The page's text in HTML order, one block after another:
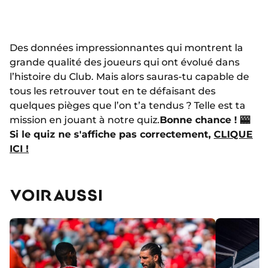
Des données impressionnantes qui montrent la
grande qualité des joueurs qui ont évolué dans
l’histoire du Club. Mais alors sauras-tu capable de
tous les retrouver tout en te défaisant des
quelques pièges que l’on t’a tendus ? Telle est ta
mission en jouant à notre quiz.Bonne chance ! 🎰
Si le quiz ne s'affiche pas correctement, CLIQUE
ICI !
VOIR AUSSI